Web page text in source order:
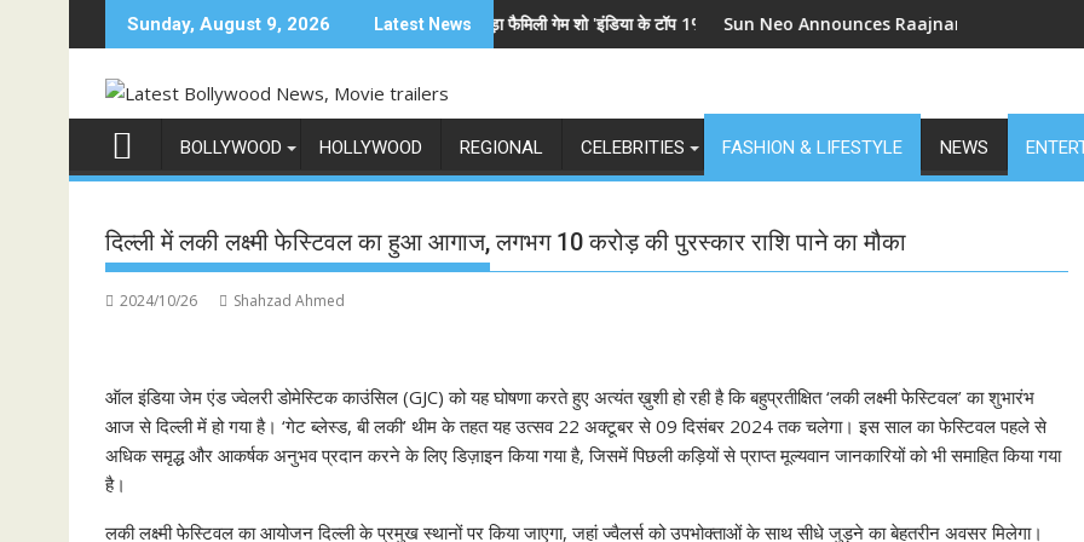
to
Sunday, August 9, 2026 Latest News
अनिल कपूर होस्ट करेंगे भारत का सबसे बड़ा फैमिली गेम शो 'इंडिया के टॉप 1%', 5 सितंबर से स्टार प्लस और जियोहॉटस्टार पर होगा प्रीमियर
Sun Neo Announces Raajnanndini: A Powerful Story of
BOLLYWOOD HOLLYWOOD REGIONAL CELEBRITIES FASHION & LIFESTYLE NEWS
दिल्ली में लकी लक्ष्मी फेस्टिवल का हुआ आगाज, लगभग 10 करोड़ की पुरस्कार राशि पाने का मौका
2024/10/26 Shahzad Ahmed
ऑल इंडिया जेम एंड ज्वेलरी डोमेस्टिक काउंसिल (GJC) को यह घोषणा करते हुए अत्यंत ख़ुशी हो रही है कि बहुप्रतीक्षित ‘लकी लक्ष्मी फेस्टिवल’ का शुभारंभ
आज से दिल्ली में हो गया है। ‘गेट ब्लेस्ड, बी लकी’ थीम के तहत यह उत्सव 22 अक्टूबर से 09 दिसंबर 2024 तक चलेगा। इस साल का फेस्टिवल पहले से
अधिक समृद्ध और आकर्षक अनुभव प्रदान करने के लिए डिज़ाइन किया गया है, जिसमें पिछली कड़ियों से प्राप्त मूल्यवान जानकारियों को भी समाहित किया गया
है।
लकी लक्ष्मी फेस्टिवल का आयोजन दिल्ली के प्रमुख स्थानों पर किया जाएगा, जहां ज्वैलर्स को उपभोक्ताओं के साथ सीधे जुड़ने का बेहतरीन अवसर मिलेगा।